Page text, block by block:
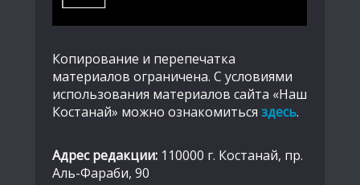
Копирование и перепечатка
материалов ограничена. С условиями
использования материалов сайта «Наш
Костанай» можно ознакомиться здесь.
Адрес редакции: 110000 г. Костанай, пр.
Аль-Фараби, 90